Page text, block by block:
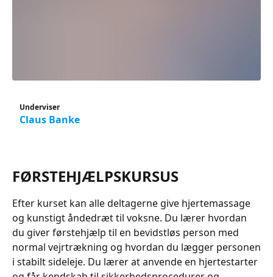
Underviser
Claus Banke
FØRSTEHJÆLPSKURSUS
Efter kurset kan alle deltagerne give hjertemassage
og kunstigt åndedræt til voksne. Du lærer hvordan
du giver førstehjælp til en bevidstløs person med
normal vejrtrækning og hvordan du lægger personen
i stabilt sideleje. Du lærer at anvende en hjertestarter